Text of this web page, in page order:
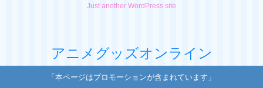
Just another WordPress site
アニメグッズオンライン
「本ページはプロモーションが含まれています」